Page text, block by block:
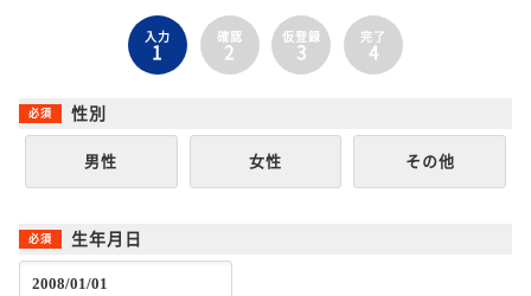
入力
1
確認
2
仮登録
3
完了
4
性別
男性 女性 その他
生年月日